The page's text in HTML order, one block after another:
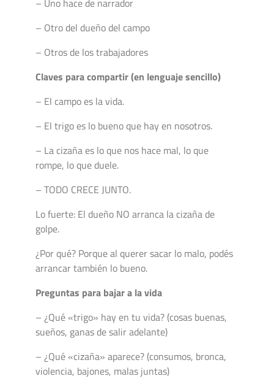
– Uno hace de narrador
– Otro del dueño del campo
– Otros de los trabajadores
Claves para compartir (en lenguaje sencillo)
– El campo es la vida.
– El trigo es lo bueno que hay en nosotros.
– La cizaña es lo que nos hace mal, lo que
rompe, lo que duele.
– TODO CRECE JUNTO.
Lo fuerte: El dueño NO arranca la cizaña de
golpe.
¿Por qué? Porque al querer sacar lo malo, podés
arrancar también lo bueno.
Preguntas para bajar a la vida
– ¿Qué «trigo» hay en tu vida? (cosas buenas,
sueños, ganas de salir adelante)
– ¿Qué «cizaña» aparece? (consumos, bronca,
violencia, bajones, malas juntas)